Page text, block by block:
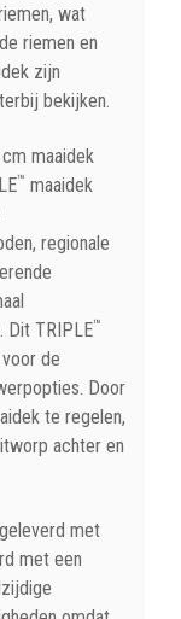
wat
riemen en
zijn
bekijken.
maaidek
™ maaidek
regionale
Dit TRIPLE™
de
Door
te regelen,
achter en
met
met een